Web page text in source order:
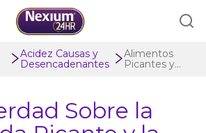
PRODUCTOS
24HR ES PARA MÍ?
Acidez Causas y
Desencadenantes
Alimentos
Picantes y
Sobre la